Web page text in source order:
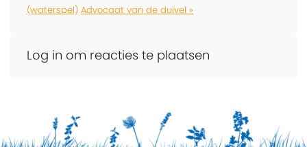
(waterspel) Advocaat van de duivel »
Log in om reacties te plaatsen